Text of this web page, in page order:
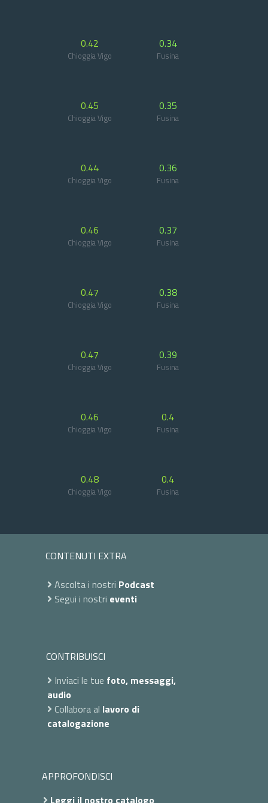
0.42
Chioggia Vigo
0.34
Fusina
0.45
Chioggia Vigo
0.35
Fusina
0.44
Chioggia Vigo
0.36
Fusina
0.46
Chioggia Vigo
0.37
Fusina
0.47
Chioggia Vigo
0.38
Fusina
0.47
Chioggia Vigo
0.39
Fusina
0.46
Chioggia Vigo
0.4
Fusina
0.48
Chioggia Vigo
0.4
Fusina
CONTENUTI EXTRA
Ascolta i nostri Podcast
Segui i nostri eventi
CONTRIBUISCI
Inviaci le tue foto, messaggi,
audio
Collabora al lavoro di
catalogazione
APPROFONDISCI
Leggi il nostro catalogo